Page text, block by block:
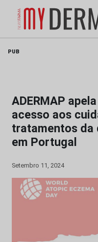
PUB
ADERMAP
acesso aos
tratamentos da
em Portugal
Setembro 11, 2024